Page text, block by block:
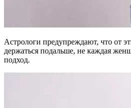
Астрологи предупреждают, что от
держаться подальше, не каждая
подход.